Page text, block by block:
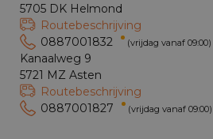
5705 DK Helmond
Routebeschrijving
0887001832
(vrijdag vanaf 09:00)
Kanaalweg 9
5721 MZ Asten
Routebeschrijving
0887001827
(vrijdag vanaf 09:00)